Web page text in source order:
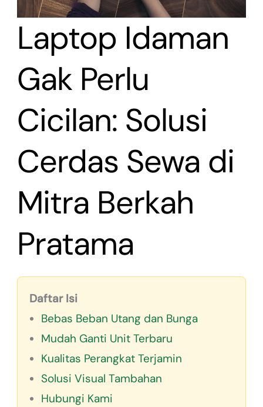
Laptop Idaman
Gak Perlu
Cicilan: Solusi
Cerdas Sewa di
Mitra Berkah
Pratama
Daftar Isi
Bebas Beban Utang dan Bunga
Mudah Ganti Unit Terbaru
Kualitas Perangkat Terjamin
Solusi Visual Tambahan
Hubungi Kami